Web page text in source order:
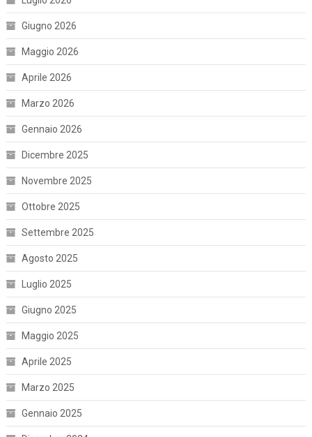
Giugno 2026
Maggio 2026
Aprile 2026
Marzo 2026
Gennaio 2026
Dicembre 2025
Novembre 2025
Ottobre 2025
Settembre 2025
Agosto 2025
Luglio 2025
Giugno 2025
Maggio 2025
Aprile 2025
Marzo 2025
Gennaio 2025